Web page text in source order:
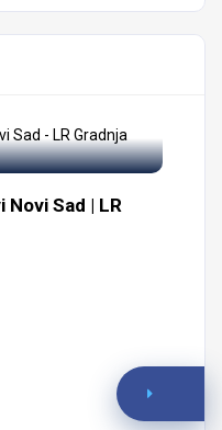
Sad | LR